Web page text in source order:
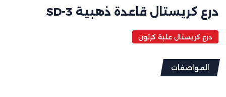
درع كريستال قاعدة ذهبية SD-3
درع كريستال علبة كرتون
المواصفات